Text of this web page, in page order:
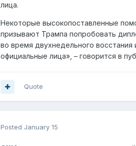
лица.
Некоторые высокопоставленные
призывают Трампа попробовать
во время двухнедельного
официальные лица», – говорится в
Quote
Posted January 15